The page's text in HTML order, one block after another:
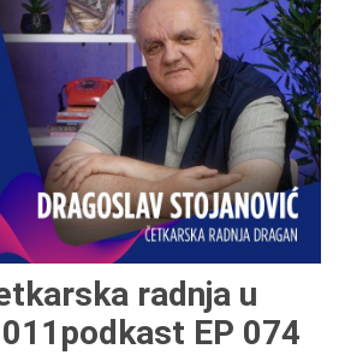
radnja u
EP 074